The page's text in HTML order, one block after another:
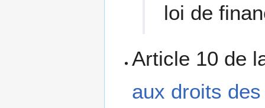
loi de
Article 10 de
aux droits